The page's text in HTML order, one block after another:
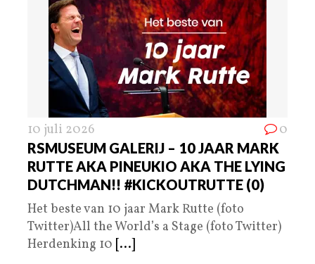
10 juli 2026 0
RSMUSEUM GALERIJ – 10 JAAR MARK
RUTTE AKA PINEUKIO AKA THE LYING
DUTCHMAN!! #KICKOUTRUTTE (0)
Het beste van 10 jaar Mark Rutte (foto
Twitter)All the World’s a Stage (foto Twitter)
Herdenking 10 [...]